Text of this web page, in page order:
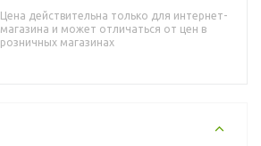
Цена действительна только для интернет-
магазина и может отличаться от цен в
розничных магазинах